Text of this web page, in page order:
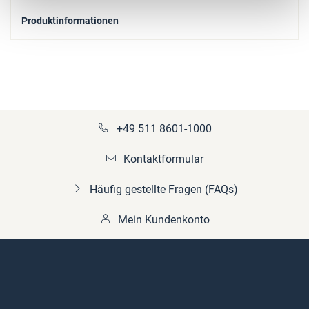
Produktinformationen
+49 511 8601-1000
Kontaktformular
Häufig gestellte Fragen (FAQs)
Mein Kundenkonto